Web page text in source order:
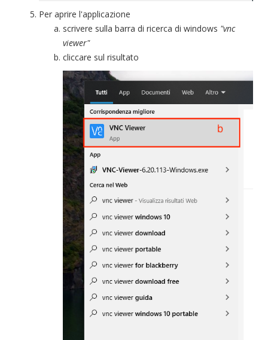
Per aprire l'applicazione
scrivere sulla barra di ricerca di windows "vnc
viewer"
cliccare sul risultato